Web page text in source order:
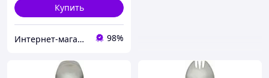
Купить
Интернет-магазин AlpineSport 98%